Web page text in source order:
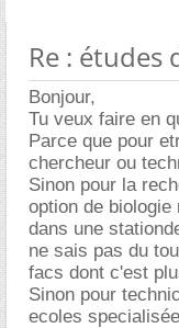
Re : études
Bonjour,
Tu veux faire en
Parce que pour
chercheur ou
Sinon pour la
option de
dans une
ne sais pas du
facs dont c'est
Sinon pour
ecoles